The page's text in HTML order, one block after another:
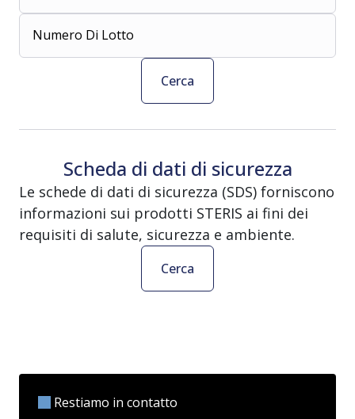
Numero Di Lotto
Cerca
Scheda di dati di sicurezza
Le schede di dati di sicurezza (SDS) forniscono
informazioni sui prodotti STERIS ai fini dei
requisiti di salute, sicurezza e ambiente.
Cerca
Restiamo in contatto